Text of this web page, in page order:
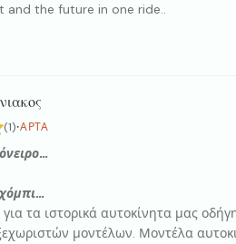
and the future in one ride..
(1)·ΆΡΤΑ
τα ιστορικά αυτοκίνητα μας
μοντέλων. Μοντέλα